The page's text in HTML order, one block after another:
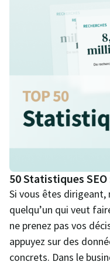
50 Statistiques
Si vous êtes
quelqu’un qui veut
ne prenez pas vos
appuyez sur des
concrets. Dans le